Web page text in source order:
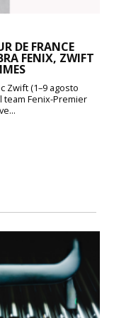
DE FRANCE
FENIX, ZWIFT
Zwift (1–9 agosto
team Fenix-Premier